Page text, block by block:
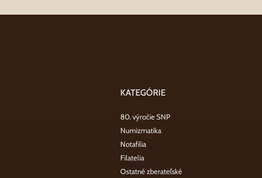
KATEGÓRIE
80. výročie SNP
Numizmatika
Notafilia
Filatelia
Ostatné zberateľské